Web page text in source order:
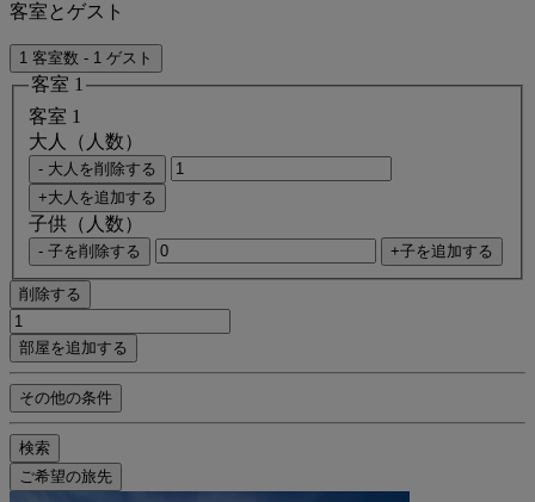
客室とゲスト
1 客室数 - 1 ゲスト
客室 1
客室 1
大人（人数）
- 大人を削除する
+大人を追加する
子供（人数）
- 子を削除する +子を追加する
削除する
部屋を追加する
その他の条件
検索
ご希望の旅先